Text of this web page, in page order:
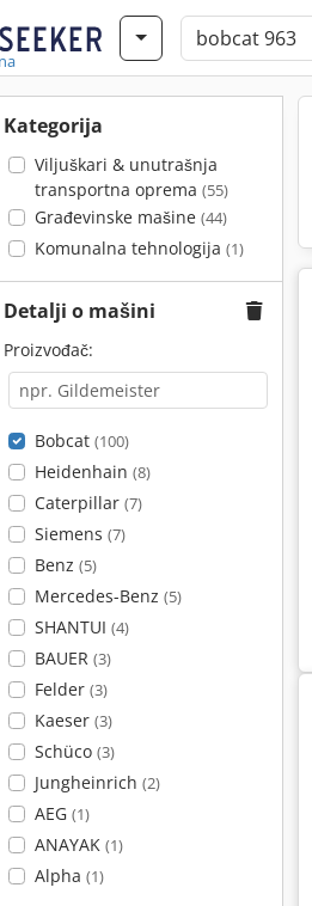
Kategorija
Viljuškari & unutrašnja
transportna oprema (55)
Građevinske mašine (44)
Komunalna tehnologija (1)
Detalji o mašini
Proizvođač:
Bobcat (100)
Heidenhain (8)
Caterpillar (7)
Siemens (7)
Benz (5)
Mercedes-Benz (5)
SHANTUI (4)
BAUER (3)
Felder (3)
Kaeser (3)
Schüco (3)
Jungheinrich (2)
AEG (1)
ANAYAK (1)
Alpha (1)